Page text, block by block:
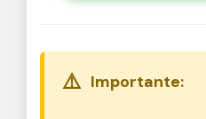
⚠️ Importante: